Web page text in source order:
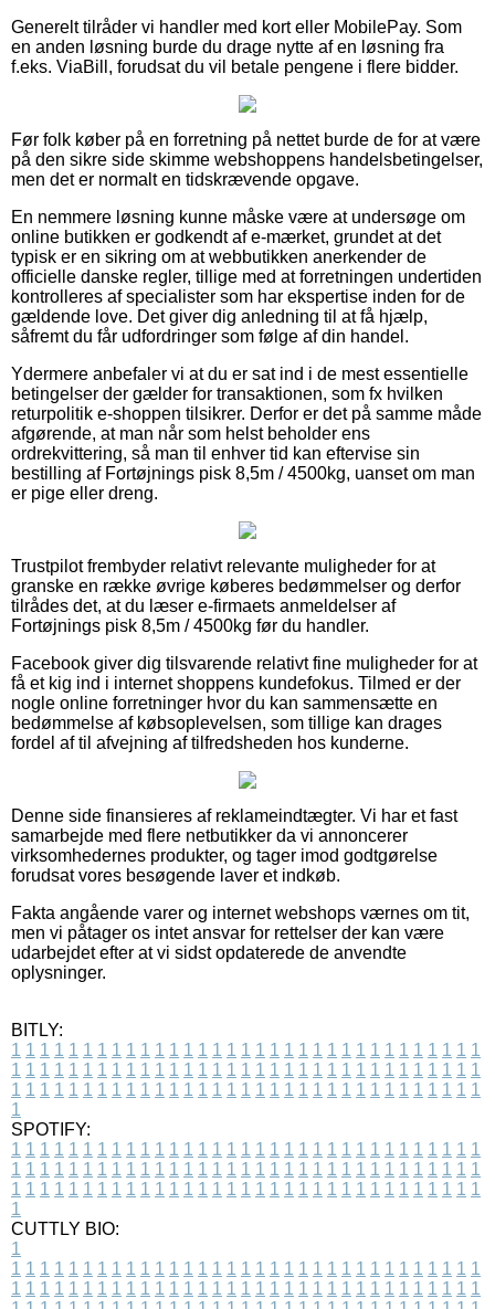
Generelt tilråder vi handler med kort eller MobilePay. Som
en anden løsning burde du drage nytte af en løsning fra
f.eks. ViaBill, forudsat du vil betale pengene i flere bidder.
Før folk køber på en forretning på nettet burde de for at være
på den sikre side skimme webshoppens handelsbetingelser,
men det er normalt en tidskrævende opgave.
En nemmere løsning kunne måske være at undersøge om
online butikken er godkendt af e-mærket, grundet at det
typisk er en sikring om at webbutikken anerkender de
officielle danske regler, tillige med at forretningen undertiden
kontrolleres af specialister som har ekspertise inden for de
gældende love. Det giver dig anledning til at få hjælp,
såfremt du får udfordringer som følge af din handel.
Ydermere anbefaler vi at du er sat ind i de mest essentielle
betingelser der gælder for transaktionen, som fx hvilken
returpolitik e-shoppen tilsikrer. Derfor er det på samme måde
afgørende, at man når som helst beholder ens
ordrekvittering, så man til enhver tid kan eftervise sin
bestilling af Fortøjnings pisk 8,5m / 4500kg, uanset om man
er pige eller dreng.
Trustpilot frembyder relativt relevante muligheder for at
granske en række øvrige køberes bedømmelser og derfor
tilrådes det, at du læser e-firmaets anmeldelser af
Fortøjnings pisk 8,5m / 4500kg før du handler.
Facebook giver dig tilsvarende relativt fine muligheder for at
få et kig ind i internet shoppens kundefokus. Tilmed er der
nogle online forretninger hvor du kan sammensætte en
bedømmelse af købsoplevelsen, som tillige kan drages
fordel af til afvejning af tilfredsheden hos kunderne.
Denne side finansieres af reklameindtægter. Vi har et fast
samarbejde med flere netbutikker da vi annoncerer
virksomhedernes produkter, og tager imod godtgørelse
forudsat vores besøgende laver et indkøb.
Fakta angående varer og internet webshops værnes om tit,
men vi påtager os intet ansvar for rettelser der kan være
udarbejdet efter at vi sidst opdaterede de anvendte
oplysninger.
BITLY:
1 1 1 1 1 1 1 1 1 1 1 1 1 1 1 1 1 1 1 1 1 1 1 1 1 1 1 1 1 1 1 1 1
1 1 1 1 1 1 1 1 1 1 1 1 1 1 1 1 1 1 1 1 1 1 1 1 1 1 1 1 1 1 1 1 1
1 1 1 1 1 1 1 1 1 1 1 1 1 1 1 1 1 1 1 1 1 1 1 1 1 1 1 1 1 1 1 1 1
1
SPOTIFY:
1 1 1 1 1 1 1 1 1 1 1 1 1 1 1 1 1 1 1 1 1 1 1 1 1 1 1 1 1 1 1 1 1
1 1 1 1 1 1 1 1 1 1 1 1 1 1 1 1 1 1 1 1 1 1 1 1 1 1 1 1 1 1 1 1 1
1 1 1 1 1 1 1 1 1 1 1 1 1 1 1 1 1 1 1 1 1 1 1 1 1 1 1 1 1 1 1 1 1
1
CUTTLY BIO:
1
1 1 1 1 1 1 1 1 1 1 1 1 1 1 1 1 1 1 1 1 1 1 1 1 1 1 1 1 1 1 1 1 1
1 1 1 1 1 1 1 1 1 1 1 1 1 1 1 1 1 1 1 1 1 1 1 1 1 1 1 1 1 1 1 1 1